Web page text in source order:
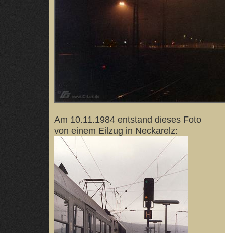
Am 10.11.1984 entstand dieses Foto
von einem Eilzug in Neckarelz: